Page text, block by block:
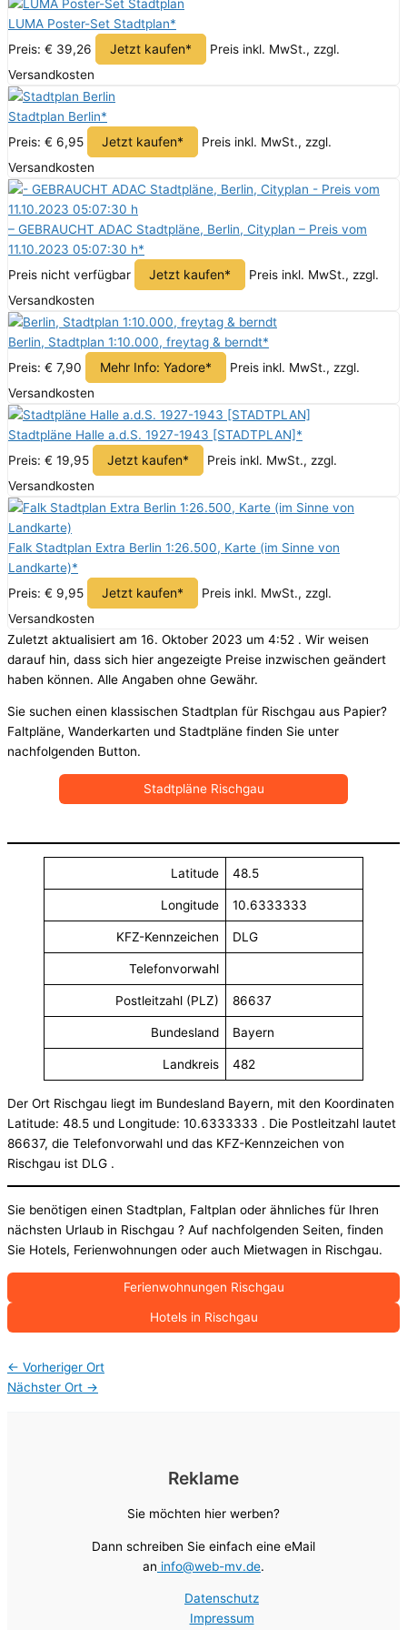
LUMA Poster-Set Stadtplan*
Preis: € 39,26
Jetzt kaufen*
Preis inkl. MwSt., zzgl.
Versandkosten
Stadtplan Berlin*
Preis: € 6,95
Jetzt kaufen*
Preis inkl. MwSt., zzgl.
Versandkosten
– GEBRAUCHT ADAC Stadtpläne, Berlin, Cityplan – Preis vom
11.10.2023 05:07:30 h*
Preis nicht verfügbar
Jetzt kaufen*
Preis inkl. MwSt., zzgl.
Versandkosten
Berlin, Stadtplan 1:10.000, freytag & berndt*
Preis: € 7,90
Mehr Info: Yadore*
Preis inkl. MwSt., zzgl.
Versandkosten
Stadtpläne Halle a.d.S. 1927-1943 [STADTPLAN]*
Preis: € 19,95
Jetzt kaufen*
Preis inkl. MwSt., zzgl.
Versandkosten
Falk Stadtplan Extra Berlin 1:26.500, Karte (im Sinne von
Landkarte)*
Preis: € 9,95
Jetzt kaufen*
Preis inkl. MwSt., zzgl.
Versandkosten
Zuletzt aktualisiert am 16. Oktober 2023 um 4:52 . Wir weisen
darauf hin, dass sich hier angezeigte Preise inzwischen geändert
haben können. Alle Angaben ohne Gewähr.
Sie suchen einen klassischen Stadtplan für Rischgau aus Papier?
Faltpläne, Wanderkarten und Stadtpläne finden Sie unter
nachfolgenden Button.
Stadtpläne Rischgau
Latitude 48.5
Longitude 10.6333333
KFZ-Kennzeichen DLG
Telefonvorwahl
Postleitzahl (PLZ) 86637
Bundesland Bayern
Landkreis 482
Der Ort Rischgau liegt im Bundesland Bayern, mit den Koordinaten
Latitude: 48.5 und Longitude: 10.6333333 . Die Postleitzahl lautet
86637, die Telefonvorwahl und das KFZ-Kennzeichen von
Rischgau ist DLG .
Sie benötigen einen Stadtplan, Faltplan oder ähnliches für Ihren
nächsten Urlaub in Rischgau ? Auf nachfolgenden Seiten, finden
Sie Hotels, Ferienwohnungen oder auch Mietwagen in Rischgau.
Ferienwohnungen Rischgau
Hotels in Rischgau
← Vorheriger Ort
Nächster Ort →
Reklame
Sie möchten hier werben?
Dann schreiben Sie einfach eine eMail
an info@web-mv.de.
Datenschutz
Impressum